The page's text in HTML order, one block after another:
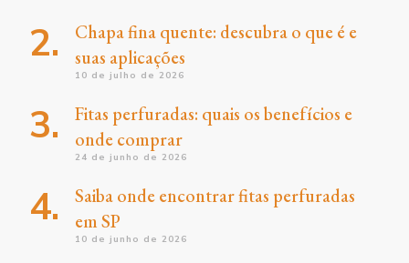
Chapa fina quente: descubra o que é e
suas aplicações
10 de julho de 2026
Fitas perfuradas: quais os benefícios e
onde comprar
24 de junho de 2026
Saiba onde encontrar fitas perfuradas
em SP
10 de junho de 2026